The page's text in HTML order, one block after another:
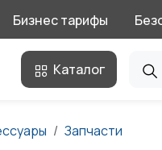
Бизнес тарифы
Каталог
Запчасти